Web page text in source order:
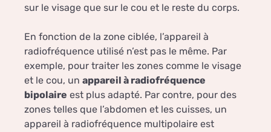
sur le visage que sur le cou et le reste du corps.
En fonction de la zone ciblée, l’appareil à
radiofréquence utilisé n’est pas le même. Par
exemple, pour traiter les zones comme le visage
et le cou, un appareil à radiofréquence
bipolaire est plus adapté. Par contre, pour des
zones telles que l’abdomen et les cuisses, un
appareil à radiofréquence multipolaire est